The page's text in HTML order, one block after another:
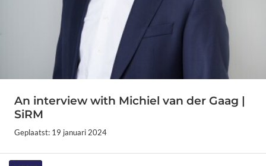
An interview with Michiel van der Gaag |
SiRM
Geplaatst: 19 januari 2024